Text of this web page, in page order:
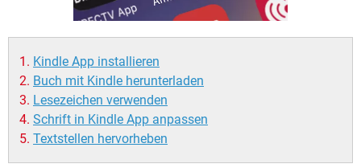
Kindle App installieren
Buch mit Kindle herunterladen
Lesezeichen verwenden
Schrift in Kindle App anpassen
Textstellen hervorheben